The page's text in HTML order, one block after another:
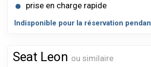
prise en charge rapide
Indisponible pour la réservation
Seat Leon ou similaire